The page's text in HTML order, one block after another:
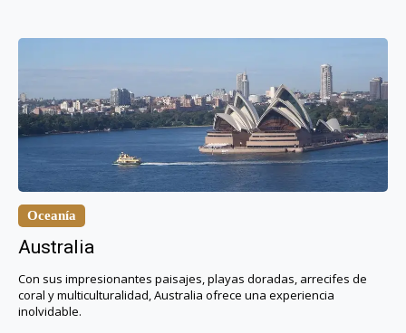
Oceanía
Australia
Con sus impresionantes paisajes, playas doradas, arrecifes de
coral y multiculturalidad, Australia ofrece una experiencia
inolvidable.